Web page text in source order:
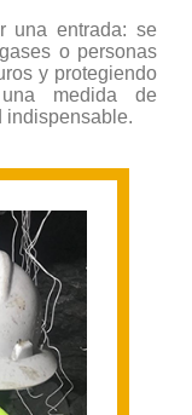
una entrada: se
o personas
y protegiendo
medida de
indispensable.